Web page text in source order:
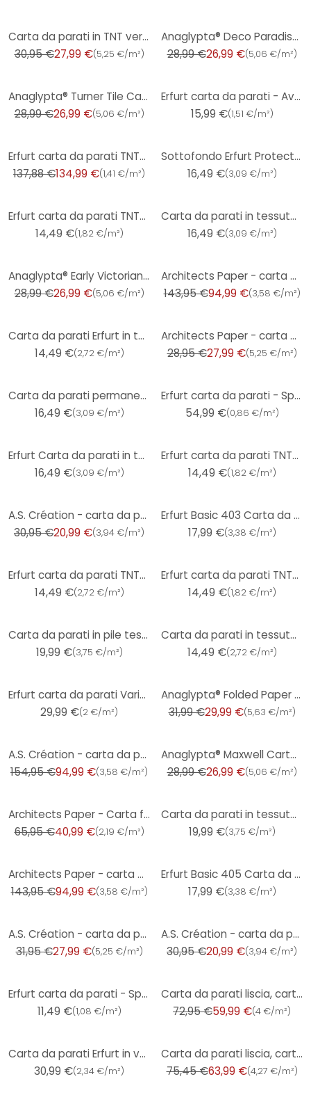
Carta da parati in TNT verniciabile Meistervlies 2020 - bianco
30,95 €27,99 €(5,25 €/m²)
Anaglypta® Deco Paradiso Carta da parati di lusso
28,99 €26,99 €(5,06 €/m²)
Anaglypta® Turner Tile Carta da parati testurizzata di lusso
28,99 €26,99 €(5,06 €/m²)
Erfurt carta da parati - Avantgarde
15,99 €(1,51 €/m²)
Erfurt carta da parati TNT- cippato - Elegante
137,88 €134,99 €(1,41 €/m²)
Sottofondo Erfurt Protect 200
16,49 €(3,09 €/m²)
Erfurt carta da parati TNT- cippato - Viva
14,49 €(1,82 €/m²)
Carta da parati in tessuto non tessuto Erfurt Basic 214
16,49 €(3,09 €/m²)
Anaglypta® Early Victorian Carta da parati testurizzata di lusso
28,99 €26,99 €(5,06 €/m²)
Architects Paper - carta da parati in TNT verniciabile Pigment Classic colore bianco
143,95 €94,99 €(3,58 €/m²)
Carta da parati Erfurt in tessuto non tessuto Basic 101
14,49 €(2,72 €/m²)
Architects Paper - carta da parati in TNT verniciabile Pigment Classic colore bianco
28,95 €27,99 €(5,25 €/m²)
Carta da parati permanente Erfurt Proteggere 208
16,49 €(3,09 €/m²)
Erfurt carta da parati - Sprint 6 rotoli
54,99 €(0,86 €/m²)
Erfurt Carta da parati in tessuto non tessuto Basic 213
16,49 €(3,09 €/m²)
Erfurt carta da parati TNT- cippato - Elegante
14,49 €(1,82 €/m²)
A.S. Création - carta da parati in TNT verniciabile Meistervlies Pro Protect 2 colore bianco
30,95 €20,99 €(3,94 €/m²)
Erfurt Basic 403 Carta da parati in tessuto non tessuto testurizzato
17,99 €(3,38 €/m²)
Erfurt carta da parati TNT- cippato - Rustico
14,49 €(2,72 €/m²)
Erfurt carta da parati TNT- cippato Classico
14,49 €(1,82 €/m²)
Carta da parati in pile testurizzato Erfurt Premium 504
19,99 €(3,75 €/m²)
Carta da parati in tessuto non tessuto Erfurt Basic 100
14,49 €(2,72 €/m²)
Erfurt carta da parati Variovlies Brilliant
29,99 €(2 €/m²)
Anaglypta® Folded Paper Carta da parati di lusso
31,99 €29,99 €(5,63 €/m²)
A.S. Création - carta da parati in TNT verniciabile Meistervlies Pro Protect 2 colore bianco
154,95 €94,99 €(3,58 €/m²)
Anaglypta® Maxwell Carta da parati testurizzata di lusso
28,99 €26,99 €(5,06 €/m²)
Architects Paper - Carta fodera 130 g/m² -TNT
65,95 €40,99 €(2,19 €/m²)
Carta da parati in tessuto non tessuto Erfurt Premium 500
19,99 €(3,75 €/m²)
Architects Paper - carta da parati in TNT verniciabile Pigment Classic colore bianco
143,95 €94,99 €(3,58 €/m²)
Erfurt Basic 405 Carta da parati in tessuto non tessuto testurizzato
17,99 €(3,38 €/m²)
A.S. Création - carta da parati in TNT verniciabile Meistervlies 4 GO colore bianco
31,95 €27,99 €(5,25 €/m²)
A.S. Création - carta da parati in TNT verniciabile Meistervlies Pro Protect 2 colore bianco
30,95 €20,99 €(3,94 €/m²)
Erfurt carta da parati - Sprint
11,49 €(1,08 €/m²)
Carta da parati liscia, carta da parati testurizzata in tessuto non tessuto Bauhaus bianco
72,95 €59,99 €(4 €/m²)
Carta da parati Erfurt in vello liscio Classic 25x0,53 m
30,99 €(2,34 €/m²)
Carta da parati liscia, carta da parati testurizzata Bauhaus bianco
75,45 €63,99 €(4,27 €/m²)